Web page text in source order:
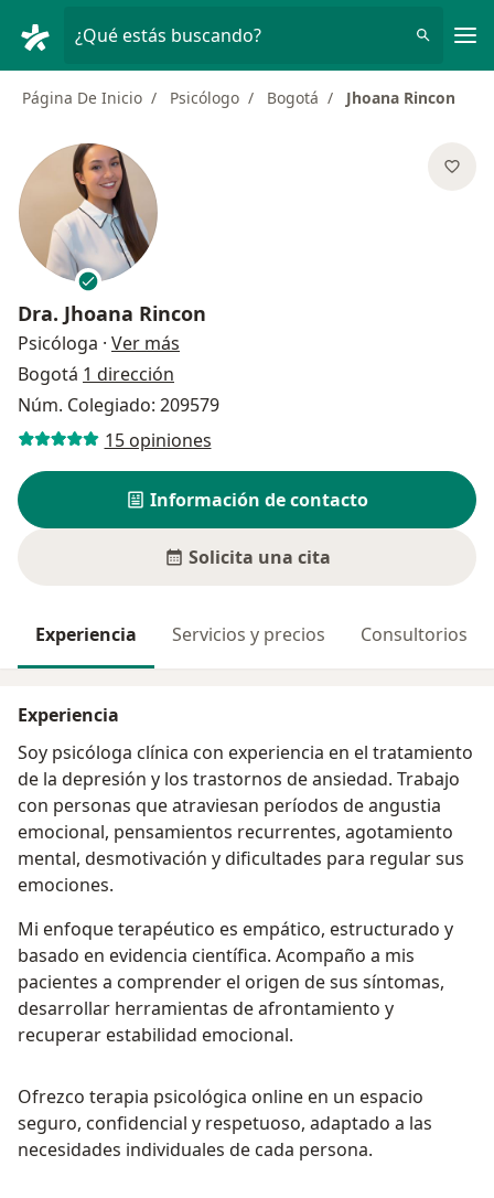
¿Qué estás buscando?
Página De Inicio Psicólogo Bogotá Jhoana Rincon
Dra. Jhoana Rincon
Psicóloga · Ver más
Bogotá 1 dirección
Núm. Colegiado: 209579
15 opiniones
Información de contacto
Solicita una cita
Experiencia Servicios y precios Consultorios
Experiencia
Soy psicóloga clínica con experiencia en el tratamiento
de la depresión y los trastornos de ansiedad. Trabajo
con personas que atraviesan períodos de angustia
emocional, pensamientos recurrentes, agotamiento
mental, desmotivación y dificultades para regular sus
emociones.
Mi enfoque terapéutico es empático, estructurado y
basado en evidencia científica. Acompaño a mis
pacientes a comprender el origen de sus síntomas,
desarrollar herramientas de afrontamiento y
recuperar estabilidad emocional.
Ofrezco terapia psicológica online en un espacio
seguro, confidencial y respetuoso, adaptado a las
necesidades individuales de cada persona.